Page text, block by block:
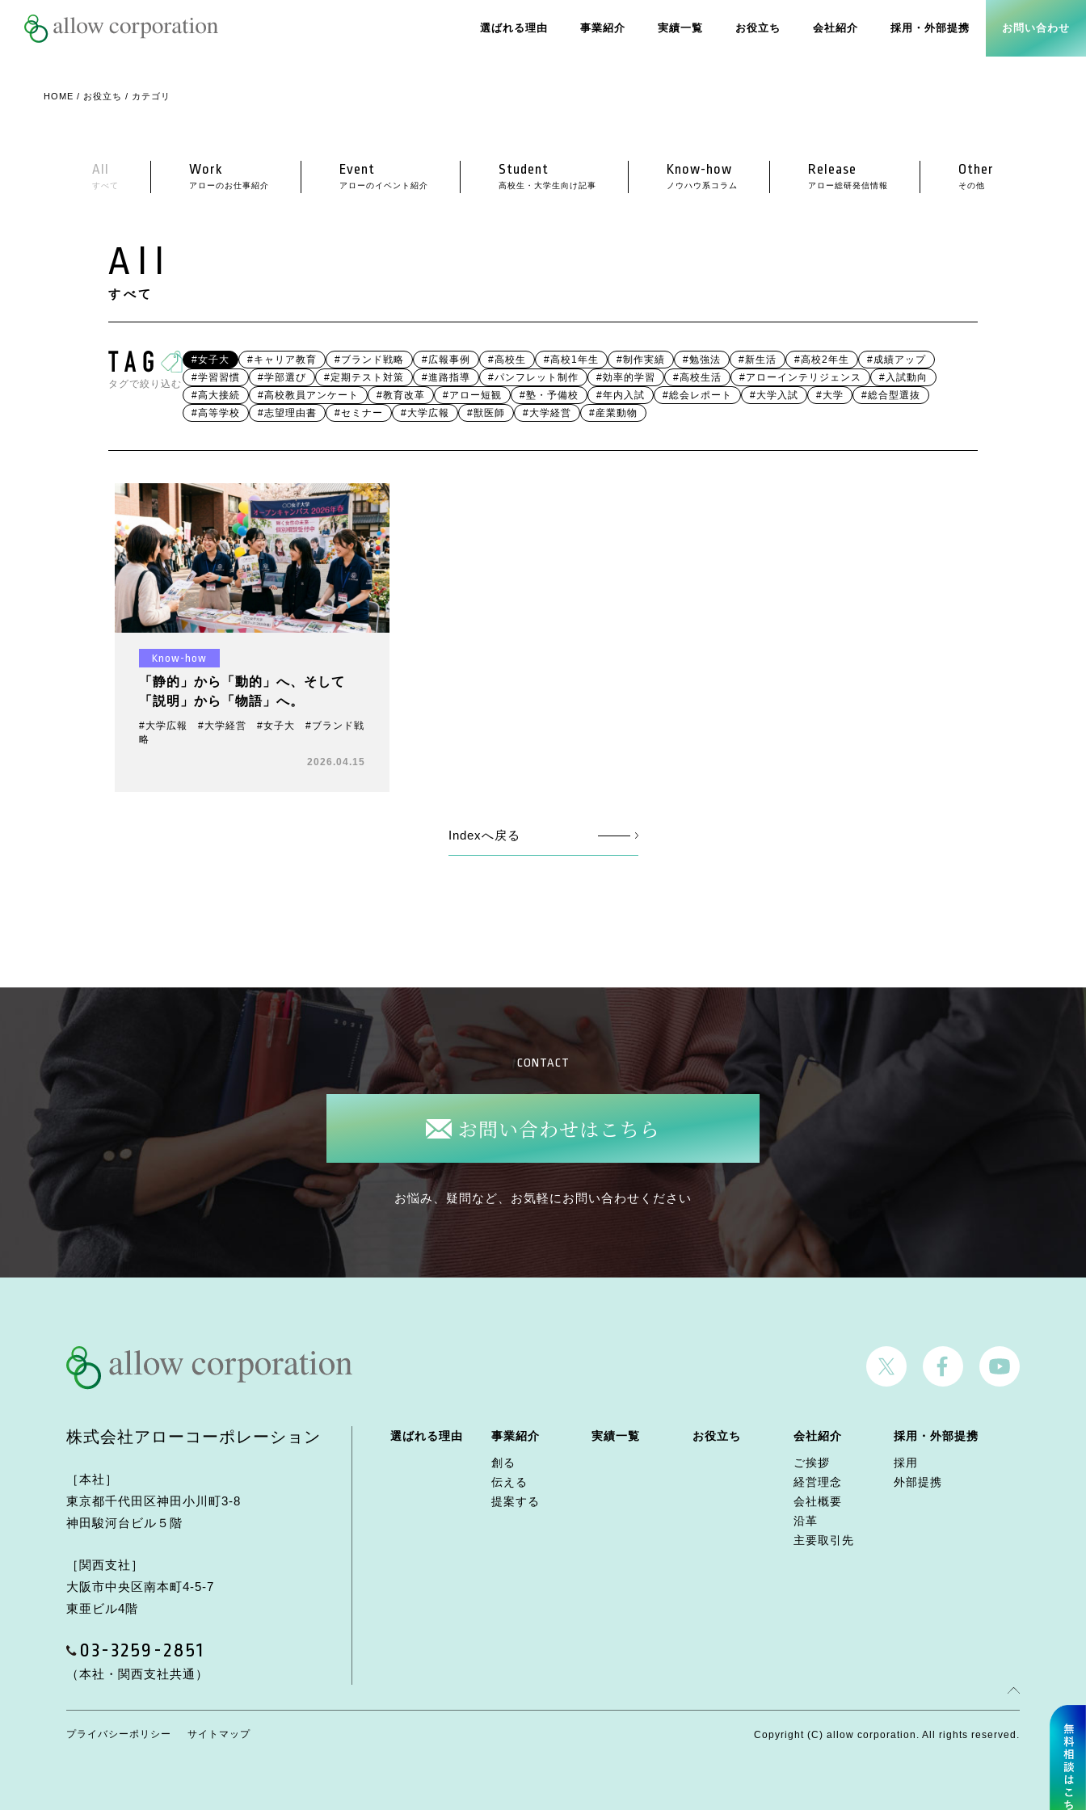
選ばれる理由 事業紹介 実績一覧 お役立ち 会社紹介 採用・外部提携 お問い合わせ
HOME / お役立ち / カテゴリ
All
すべて
Work
アローのお仕事紹介
Event
アローのイベント紹介
Student
高校生・大学生向け記事
Know-how
ノウハウ系コラム
Release
アロー総研発信情報
Other
その他
All
すべて
タグで絞り込む
#女子大 #キャリア教育 #ブランド戦略 #広報事例 #高校生 #高校1年生 #制作実績 #勉強法 #新生活 #高校2年生
#成績アップ
#学習習慣
#学部選び #定期テスト対策 #進路指導 #パンフレット制作 #効率的学習 #高校生活 #アローインテリジェンス
#入試動向
#高大接続
#高校教員アンケート #教育改革 #アロー短観 #塾・予備校 #年内入試 #総会レポート #大学入試 #大学
#総合型選抜
#高等学校
#志望理由書 #セミナー #大学広報 #獣医師 #大学経営 #産業動物
Know-how
「静的」から「動的」へ、そして
「説明」から「物語」へ。
#大学広報 #大学経営 #女子大 #ブランド戦
略
2026.04.15
Indexへ戻る
CONTACT
お問い合わせはこちら
お悩み、疑問など、お気軽にお問い合わせください
株式会社アローコーポレーション
［本社］
東京都千代田区神田小川町3-8
神田駿河台ビル５階
［関西支社］
大阪市中央区南本町4-5-7
東亜ビル4階
03-3259-2851
（本社・関西支社共通）
選ばれる理由 事業紹介
創る
伝える
提案する
実績一覧 お役立ち 会社紹介
ご挨拶
経営理念
会社概要
沿革
主要取引先
採用・外部提携
採用
外部提携
プライバシーポリシー サイトマップ Copyright (C) allow corporation. All rights reserved.